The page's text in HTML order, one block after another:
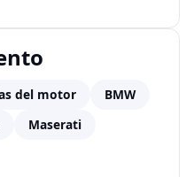
del motor
BMW
Maserati